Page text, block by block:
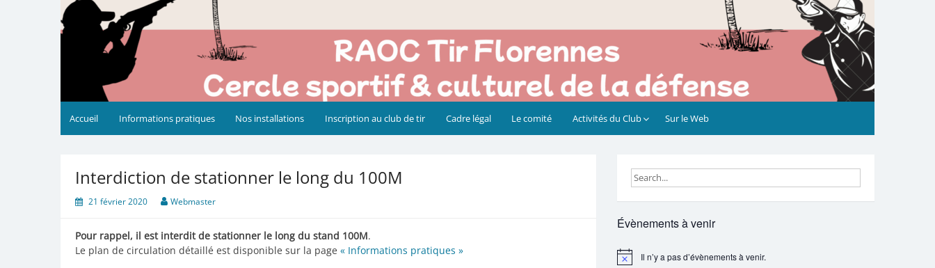
Accueil Informations pratiques Nos installations Inscription au club de tir Cadre légal Le comité Activités du Club Sur le Web
Interdiction de stationner le long du 100M
21 février 2020 Webmaster
Pour rappel, il est interdit de stationner le long du stand 100M.
Le plan de circulation détaillé est disponible sur la page « Informations pratiques »
Évènements à venir
Notice Il n’y a pas d’évènements à venir.